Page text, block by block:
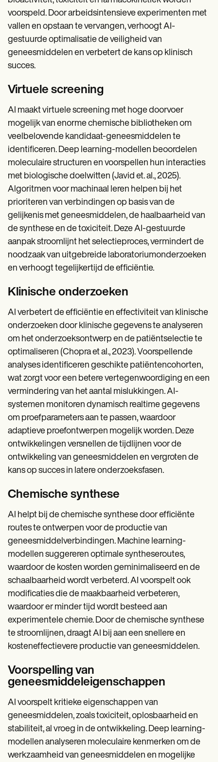
voorspeld. Door arbeidsintensieve experimenten met
vallen en opstaan te vervangen, verhoogt AI-
gestuurde optimalisatie de veiligheid van
geneesmiddelen en verbetert de kans op klinisch
succes.
Virtuele screening
AI maakt virtuele screening met hoge doorvoer
mogelijk van enorme chemische bibliotheken om
veelbelovende kandidaat-geneesmiddelen te
identificeren. Deep learning-modellen beoordelen
moleculaire structuren en voorspellen hun interacties
met biologische doelwitten (Javid et. al., 2025).
Algoritmen voor machinaal leren helpen bij het
prioriteren van verbindingen op basis van de
gelijkenis met geneesmiddelen, de haalbaarheid van
de synthese en de toxiciteit. Deze AI-gestuurde
aanpak stroomlijnt het selectieproces, vermindert de
noodzaak van uitgebreide laboratoriumonderzoeken
en verhoogt tegelijkertijd de efficiëntie.
Klinische onderzoeken
AI verbetert de efficiëntie en effectiviteit van klinische
onderzoeken door klinische gegevens te analyseren
om het onderzoeksontwerp en de patiëntselectie te
optimaliseren (Chopra et al., 2023). Voorspellende
analyses identificeren geschikte patiëntencohorten,
wat zorgt voor een betere vertegenwoordiging en een
vermindering van het aantal mislukkingen. AI-
systemen monitoren dynamisch realtime gegevens
om proefparameters aan te passen, waardoor
adaptieve proefontwerpen mogelijk worden. Deze
ontwikkelingen versnellen de tijdlijnen voor de
ontwikkeling van geneesmiddelen en vergroten de
kans op succes in latere onderzoeksfasen.
Chemische synthese
AI helpt bij de chemische synthese door efficiënte
routes te ontwerpen voor de productie van
geneesmiddelverbindingen. Machine learning-
modellen suggereren optimale syntheseroutes,
waardoor de kosten worden geminimaliseerd en de
schaalbaarheid wordt verbeterd. AI voorspelt ook
modificaties die de maakbaarheid verbeteren,
waardoor er minder tijd wordt besteed aan
experimentele chemie. Door de chemische synthese
te stroomlijnen, draagt AI bij aan een snellere en
kosteneffectievere productie van geneesmiddelen.
Voorspelling van
geneesmiddeleigenschappen
AI voorspelt kritieke eigenschappen van
geneesmiddelen, zoals toxiciteit, oplosbaarheid en
stabiliteit, al vroeg in de ontwikkeling. Deep learning-
modellen analyseren moleculaire kenmerken om de
werkzaamheid van geneesmiddelen en mogelijke